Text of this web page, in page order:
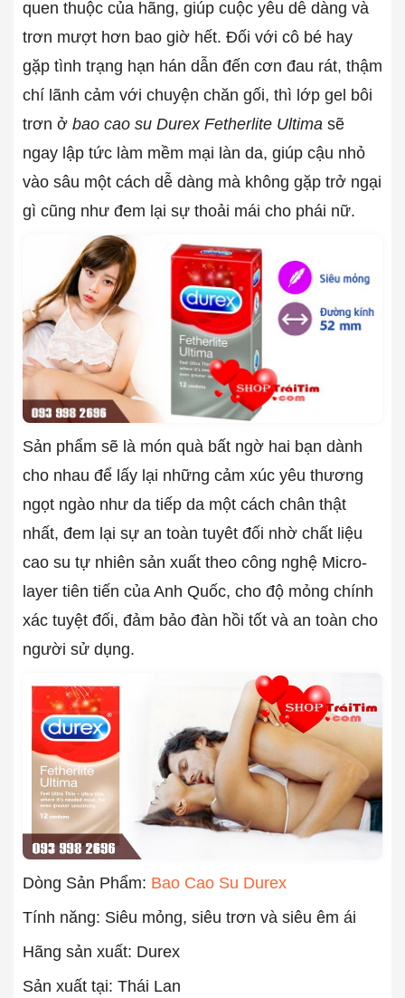
quen thuộc của hãng, giúp cuộc yêu dễ dàng và
trơn mượt hơn bao giờ hết. Đối với cô bé hay
gặp tình trạng hạn hán dẫn đến cơn đau rát, thậm
chí lãnh cảm với chuyện chăn gối, thì lớp gel bôi
trơn ở bao cao su Durex Fetherlite Ultima sẽ
ngay lập tức làm mềm mại làn da, giúp cậu nhỏ
vào sâu một cách dễ dàng mà không gặp trở ngại
gì cũng như đem lại sự thoải mái cho phái nữ.
Sản phẩm sẽ là món quà bất ngờ hai bạn dành
cho nhau để lấy lại những cảm xúc yêu thương
ngọt ngào như da tiếp da một cách chân thật
nhất, đem lại sự an toàn tuyêt đối nhờ chất liệu
cao su tự nhiên sản xuất theo công nghệ Micro-
layer tiên tiến của Anh Quốc, cho độ mỏng chính
xác tuyệt đối, đảm bảo đàn hồi tốt và an toàn cho
người sử dụng.
Dòng Sản Phẩm: Bao Cao Su Durex
Tính năng: Siêu mỏng, siêu trơn và siêu êm ái
Hãng sản xuất: Durex
Sản xuất tại: Thái Lan